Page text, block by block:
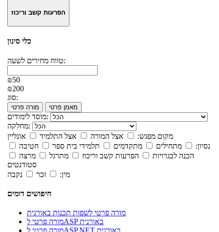
הפרעות קשב וריכוז
כלי סינון
טווח מחירים לשעה:
₪50
₪200
סוג:
מורה פרטי מאמן פרטי
מוסד לימודים:
מחלקה:
מקום מפגש:
אצל המורה אצל התלמיד
אונליין
נסיון:
מתחילים מתקדמים תלמידי בית ספר
חטיבה
הכנה לבגרויות
הפרעות קשב וריכוז מתרגל
מרצה
סטודנטים
מין:
זכר נקבה
חיפושים דומים
מורה פרטי לשפות תכנות באורנית
מורה פרטי לASP באורנית